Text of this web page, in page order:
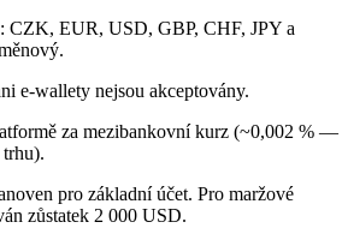
CZK, EUR, USD, GBP, CHF, JPY a
e-wallety nejsou akceptovány.
za mezibankovní kurz (~0,002 % —
pro základní účet. Pro maržové
zůstatek 2 000 USD.